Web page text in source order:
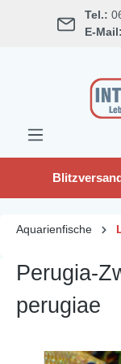
springen Tel.:
E-Mail:
Aquarienfische
Perugia-
perugiae
Bildergalerie